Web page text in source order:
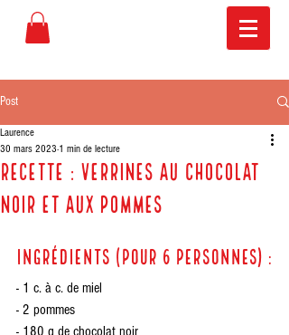
Post
recette : Verrines au chocolat
noir et aux pommes
Laurence
30 mars 2023 1 min de lecture
ingrédients (pour 6 personnes) :
- 1 c. à c. de miel
- 2 pommes
- 180 g de chocolat noir